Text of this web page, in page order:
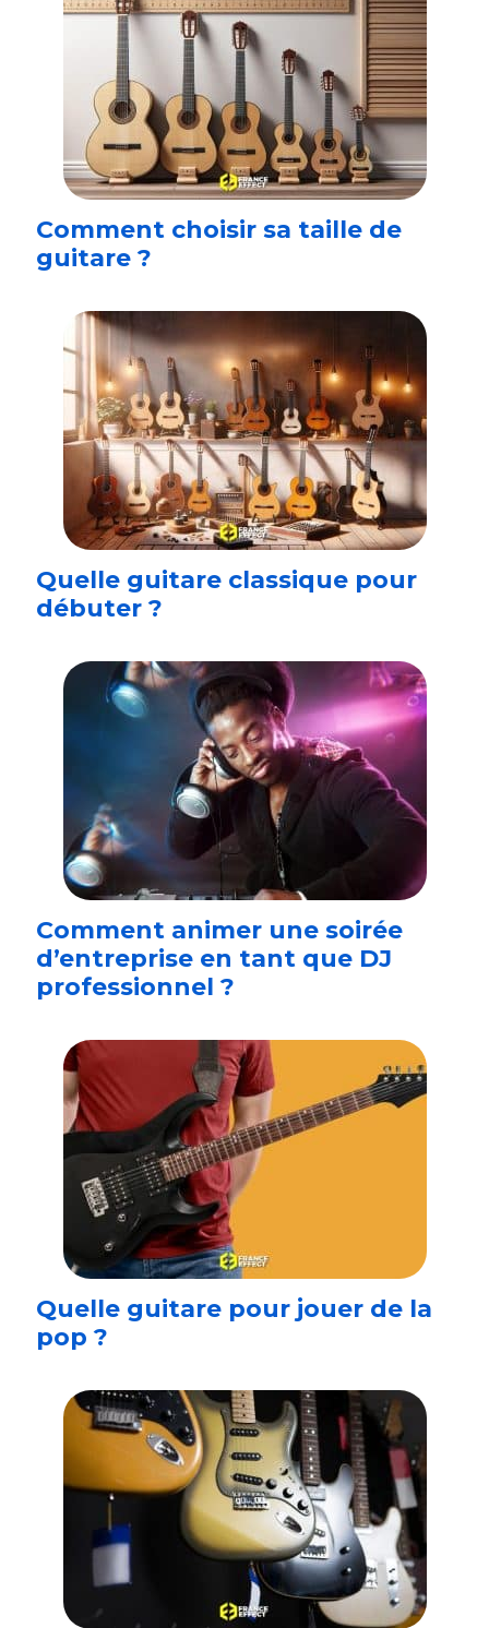
Comment choisir sa taille de
guitare ?
Quelle guitare classique pour
débuter ?
Comment animer une soirée
d’entreprise en tant que DJ
professionnel ?
Quelle guitare pour jouer de la
pop ?